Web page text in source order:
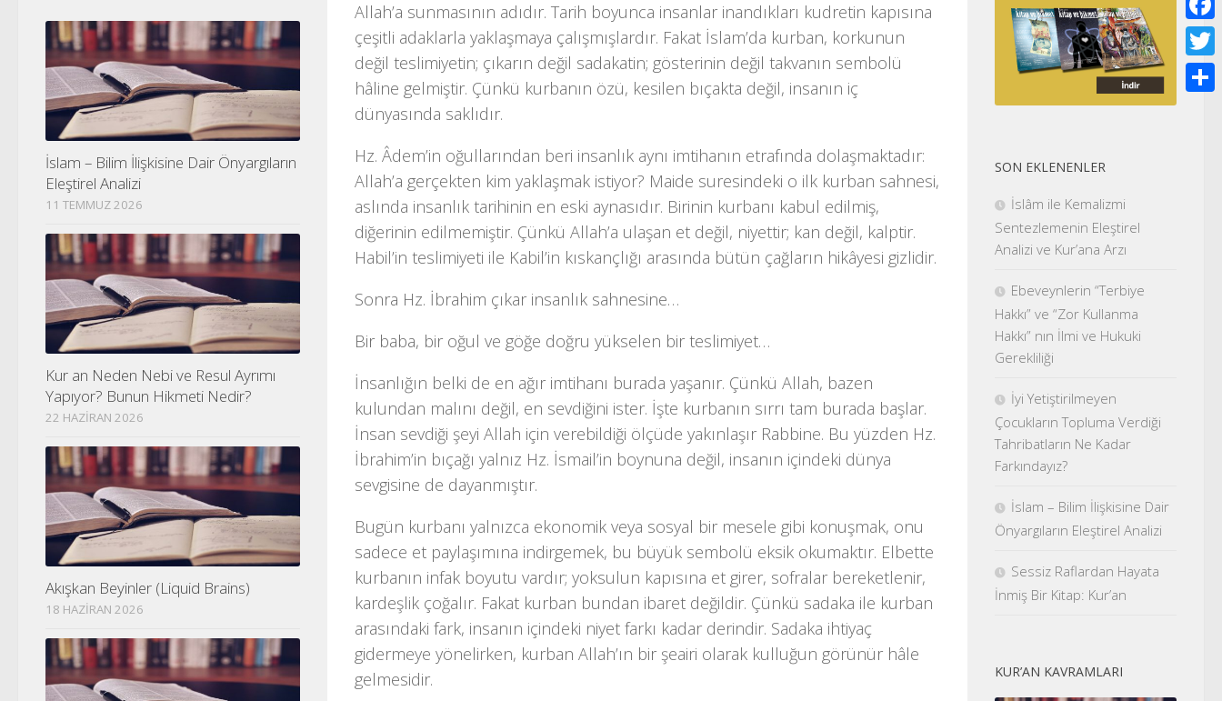
Allah’a sunmasının adıdır. Tarih boyunca insanlar inandıkları kudretin kapısına
çeşitli adaklarla yaklaşmaya çalışmışlardır. Fakat İslam’da kurban, korkunun
değil teslimiyetin; çıkarın değil sadakatin; gösterinin değil takvanın sembolü
hâline gelmiştir. Çünkü kurbanın özü, kesilen bıçakta değil, insanın iç
dünyasında saklıdır.
Hz. Âdem’in oğullarından beri insanlık aynı imtihanın etrafında dolaşmaktadır:
Allah’a gerçekten kim yaklaşmak istiyor? Maide suresindeki o ilk kurban sahnesi,
aslında insanlık tarihinin en eski aynasıdır. Birinin kurbanı kabul edilmiş,
diğerinin edilmemiştir. Çünkü Allah’a ulaşan et değil, niyettir; kan değil, kalptir.
Habil’in teslimiyeti ile Kabil’in kıskançlığı arasında bütün çağların hikâyesi gizlidir.
Sonra Hz. İbrahim çıkar insanlık sahnesine…
Bir baba, bir oğul ve göğe doğru yükselen bir teslimiyet…
İnsanlığın belki de en ağır imtihanı burada yaşanır. Çünkü Allah, bazen
kulundan malını değil, en sevdiğini ister. İşte kurbanın sırrı tam burada başlar.
İnsan sevdiği şeyi Allah için verebildiği ölçüde yakınlaşır Rabbine. Bu yüzden Hz.
İbrahim’in bıçağı yalnız Hz. İsmail’in boynuna değil, insanın içindeki dünya
sevgisine de dayanmıştır.
Bugün kurbanı yalnızca ekonomik veya sosyal bir mesele gibi konuşmak, onu
sadece et paylaşımına indirgemek, bu büyük sembolü eksik okumaktır. Elbette
kurbanın infak boyutu vardır; yoksulun kapısına et girer, sofralar bereketlenir,
kardeşlik çoğalır. Fakat kurban bundan ibaret değildir. Çünkü sadaka ile kurban
arasındaki fark, insanın içindeki niyet farkı kadar derindir. Sadaka ihtiyaç
gidermeye yönelirken, kurban Allah’ın bir şeairi olarak kulluğun görünür hâle
gelmesidir.
İslam – Bilim İlişkisine Dair Önyargıların
Eleştirel Analizi
11 TEMMUZ 2026
Kur an Neden Nebi ve Resul Ayrımı
Yapıyor? Bunun Hikmeti Nedir?
22 HAZIRAN 2026
Akışkan Beyinler (Liquid Brains)
18 HAZIRAN 2026
SON EKLENENLER
İslâm ile Kemalizmi
Sentezlemenin Eleştirel
Analizi ve Kur’ana Arzı
Ebeveynlerin “Terbiye
Hakkı” ve “Zor Kullanma
Hakkı” nın İlmi ve Hukuki
Gerekliliği
İyi Yetiştirilmeyen
Çocukların Topluma Verdiği
Tahribatların Ne Kadar
Farkındayız?
İslam – Bilim İlişkisine Dair
Önyargıların Eleştirel Analizi
Sessiz Raflardan Hayata
İnmiş Bir Kitap: Kur’an
KUR’AN KAVRAMLARI